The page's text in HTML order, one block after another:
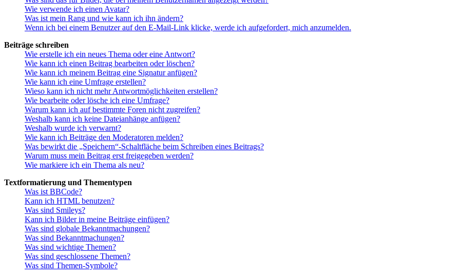
Wie verwende ich einen Avatar?
Was ist mein Rang und wie kann ich ihn ändern?
Wenn ich bei einem Benutzer auf den E-Mail-Link klicke, werde ich aufgefordert, mich anzumelden.
Beiträge schreiben
Wie erstelle ich ein neues Thema oder eine Antwort?
Wie kann ich einen Beitrag bearbeiten oder löschen?
Wie kann ich meinem Beitrag eine Signatur anfügen?
Wie kann ich eine Umfrage erstellen?
Wieso kann ich nicht mehr Antwortmöglichkeiten erstellen?
Wie bearbeite oder lösche ich eine Umfrage?
Warum kann ich auf bestimmte Foren nicht zugreifen?
Weshalb kann ich keine Dateianhänge anfügen?
Weshalb wurde ich verwarnt?
Wie kann ich Beiträge den Moderatoren melden?
Was bewirkt die „Speichern“-Schaltfläche beim Schreiben eines Beitrags?
Warum muss mein Beitrag erst freigegeben werden?
Wie markiere ich ein Thema als neu?
Textformatierung und Thementypen
Was ist BBCode?
Kann ich HTML benutzen?
Was sind Smileys?
Kann ich Bilder in meine Beiträge einfügen?
Was sind globale Bekanntmachungen?
Was sind Bekanntmachungen?
Was sind wichtige Themen?
Was sind geschlossene Themen?
Was sind Themen-Symbole?